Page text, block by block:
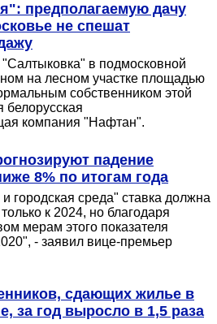
предполагаемую дачу
не спешат
"Салтыковка" в подмосковной
на лесном участке площадью
собственником этой
белорусская
компания "Нафтан".
падение
8% по итогам года
городская среда" ставка должна
к 2024, но благодаря
мерам этого показателя
- заявил вице-премьер
сдающих жилье в
за год выросло в 1,5 раза